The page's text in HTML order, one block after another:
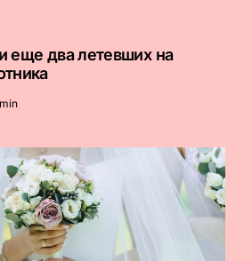
еще два летевших на